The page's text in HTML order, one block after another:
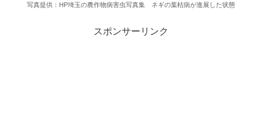
写真提供：HP埼玉の農作物病害虫写真集 ネギの葉枯病が進展した状態
スポンサーリンク